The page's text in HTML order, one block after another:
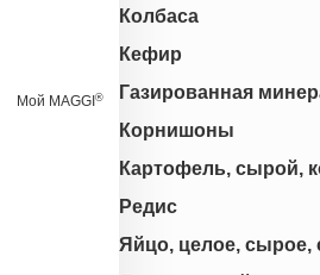
Мой MAGGI ®
Колбаса
Кефир
Газированная
Корнишоны
Картофель, сырой,
Редис
Яйцо, целое, сырое,